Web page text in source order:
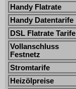
Handy Flatrate
Handy Datentarife
DSL Flatrate Tarife
Vollanschluss
Festnetz
Stromtarife
Heizölpreise